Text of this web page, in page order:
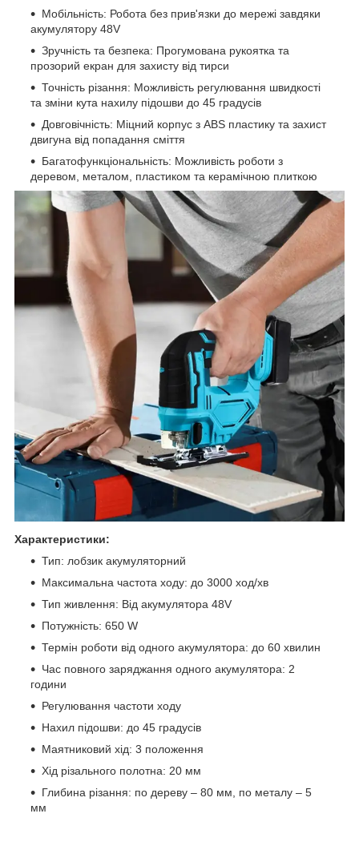
Мобільність: Робота без прив'язки до мережі завдяки
акумулятору 48V
Зручність та безпека: Прогумована рукоятка та
прозорий екран для захисту від тирси
Точність різання: Можливість регулювання швидкості
та зміни кута нахилу підошви до 45 градусів
Довговічність: Міцний корпус з ABS пластику та захист
двигуна від попадання сміття
Багатофункціональність: Можливість роботи з
деревом, металом, пластиком та керамічною плиткою
Характеристики:
Тип: лобзик акумуляторний
Максимальна частота ходу: до 3000 ход/хв
Тип живлення: Від акумулятора 48V
Потужність: 650 W
Термін роботи від одного акумулятора: до 60 хвилин
Час повного заряджання одного акумулятора: 2
години
Регулювання частоти ходу
Нахил підошви: до 45 градусів
Маятниковий хід: 3 положення
Хід різального полотна: 20 мм
Глибина різання: по дереву – 80 мм, по металу – 5
мм